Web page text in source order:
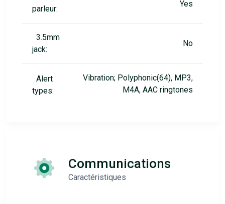
parleur:
Yes
3.5mm
jack:
No
Alert
types:
Vibration; Polyphonic(64), MP3,
M4A, AAC ringtones
Communications
Caractéristiques